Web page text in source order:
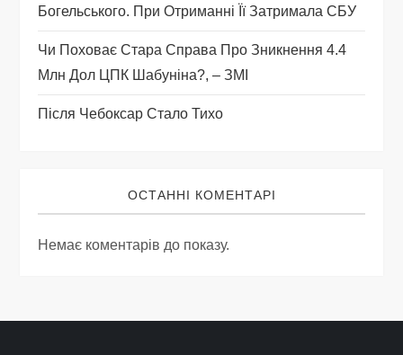
в
Богельського. При Отриманні Її Затримала СБУ
Чи Поховає Стара Справа Про Зникнення 4.4
Млн Дол ЦПК Шабуніна?, – ЗМІ
Після Чебоксар Стало Тихо
ОСТАННІ КОМЕНТАРІ
Немає коментарів до показу.